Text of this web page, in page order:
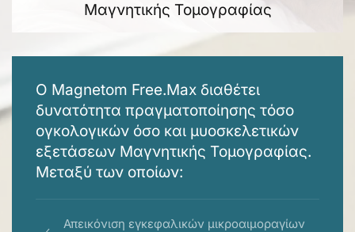
Μαγνητικής Τομογραφίας
Ο Magnetom Free.Max διαθέτει
δυνατότητα πραγματοποίησης τόσο
ογκολογικών όσο και μυοσκελετικών
εξετάσεων Μαγνητικής Τομογραφίας.
Μεταξύ των οποίων:
Απεικόνιση εγκεφαλικών μικροαιμοραγίων